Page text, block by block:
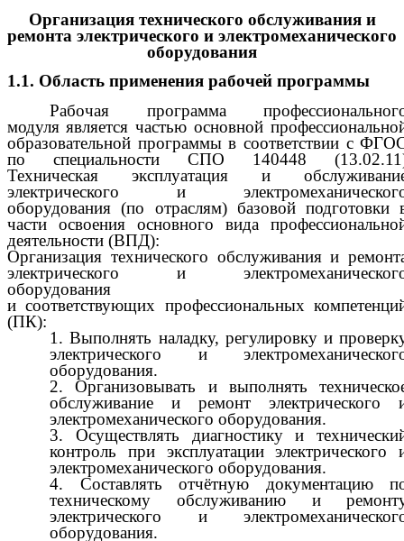
Организация технического обслуживания и
ремонта электрического и электромеханического
оборудования
1.1. Область применения рабочей программы
Рабочая программа
модуля является частью основной
образовательной программы в соответствии с
по специальности СПО 140448
Техническая эксплуатация и
электрического и
оборудования (по отраслям) базовой подготовки
части освоения основного вида
деятельности (ВПД):
Организация технического обслуживания и
электрического и
оборудования
и соответствующих профессиональных
(ПК):
1. Выполнять наладку, регулировку и
электрического и
оборудования.
2. Организовывать и выполнять
обслуживание и ремонт электрического
электромеханического оборудования.
3. Осуществлять диагностику и
контроль при эксплуатации электрического
электромеханического оборудования.
4. Составлять отчётную документацию
техническому обслуживанию и
электрического и
оборудования.